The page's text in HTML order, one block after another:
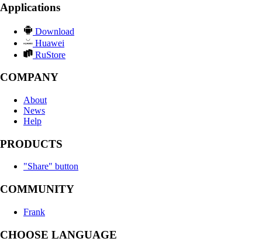
Applications
Download
Huawei
RuStore
COMPANY
About
News
Help
PRODUCTS
"Share" button
COMMUNITY
Frank
CHOOSE LANGUAGE